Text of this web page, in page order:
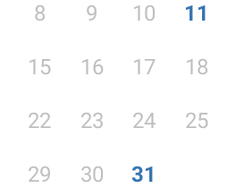
8 9 10 11
15 16 17 18
22 23 24 25
29 30 31